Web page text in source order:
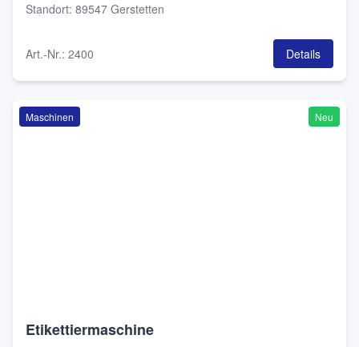
Standort: 89547 Gerstetten
Art.-Nr.: 2400 Details
Maschinen Neu
Etikettiermaschine